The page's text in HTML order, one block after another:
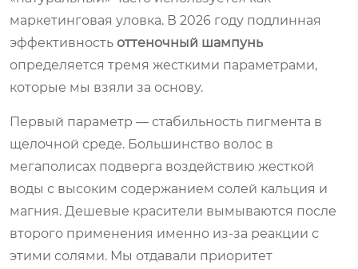
маркетинговая уловка. В 2026 году подлинная
эффективность оттеночный шампунь
определяется тремя жесткими параметрами,
которые мы взяли за основу.
Первый параметр — стабильность пигмента в
щелочной среде. Большинство волос в
мегаполисах подверга воздействию жесткой
воды с высоким содержанием солей кальция и
магния. Дешевые красители вымываются после
второго применения именно из-за реакции с
этими солями. Мы отдавали приоритет